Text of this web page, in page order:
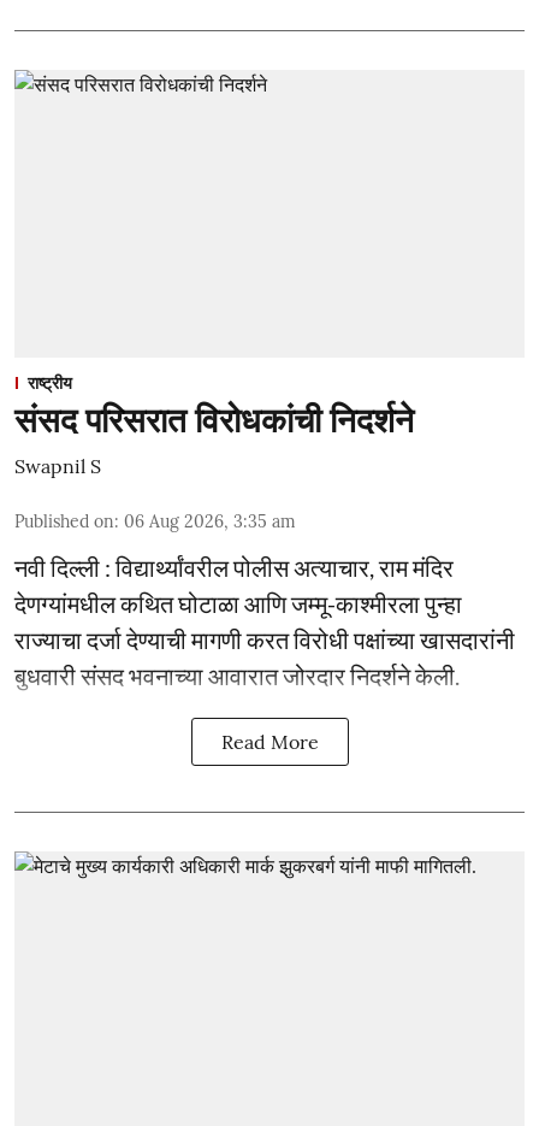
राष्ट्रीय
संसद परिसरात विरोधकांची निदर्शने
Swapnil S
Published on: 06 Aug 2026, 3:35 am
नवी दिल्ली : विद्यार्थ्यांवरील पोलीस अत्याचार, राम मंदिर
देणग्यांमधील कथित घोटाळा आणि जम्मू-काश्मीरला पुन्हा
राज्याचा दर्जा देण्याची मागणी करत विरोधी पक्षांच्या खासदारांनी
बुधवारी संसद भवनाच्या आवारात जोरदार निदर्शने केली.
Read More